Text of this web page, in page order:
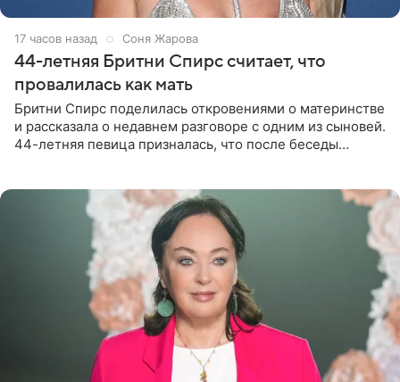
17 часов назад Соня Жарова
44-летняя Бритни Спирс считает, что
провалилась как мать
Бритни Спирс поделилась откровениями о материнстве
и рассказала о недавнем разговоре с одним из сыновей.
44-летняя певица призналась, что после беседы